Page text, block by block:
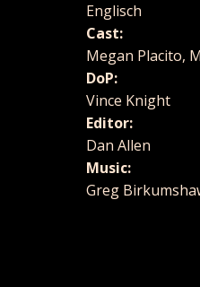
Englisch
Cast:
Megan Placito,
DoP:
Vince Knight
Editor:
Dan Allen
Music:
Greg